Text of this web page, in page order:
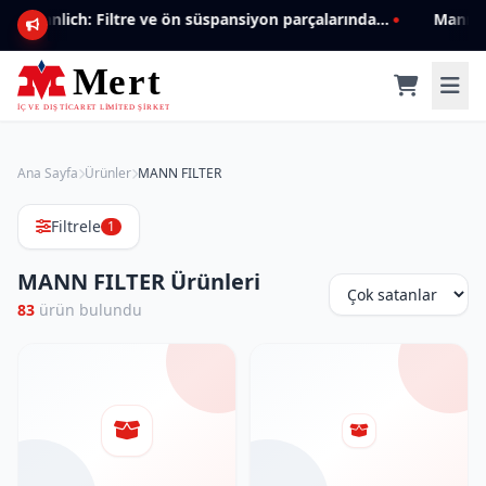
Mannlich: Filtre ve ön süspansiyon parçalarında genişleyen ürün yelpazesiyle kalite ve güven.
Ana Sayfa Ürünler MANN FILTER
Filtrele 1
MANN FILTER Ürünleri
83 ürün bulundu